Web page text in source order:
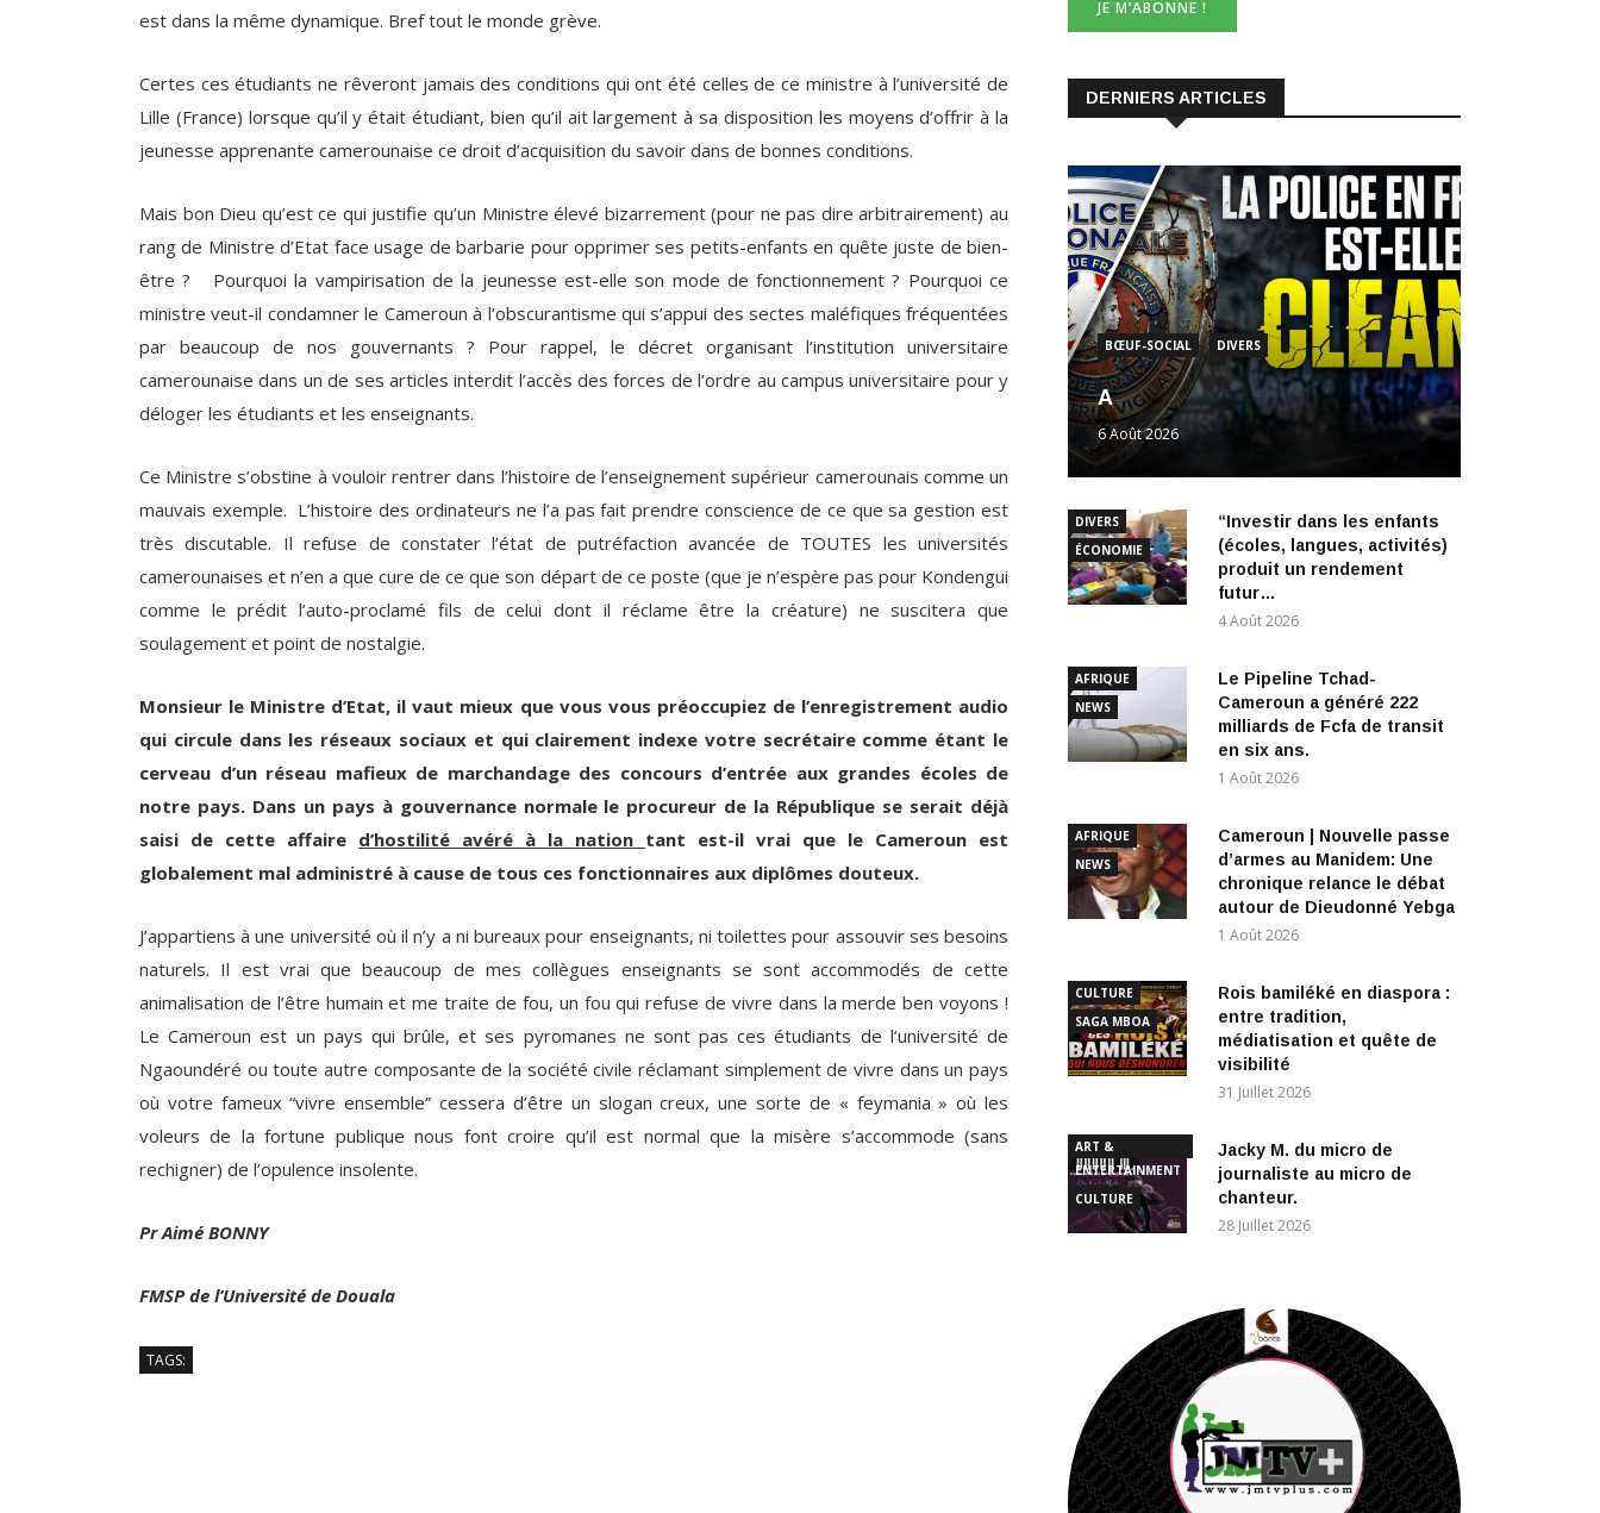
est dans la même dynamique. Bref tout le monde grève.
Certes ces étudiants ne rêveront jamais des conditions qui ont été celles de ce ministre à l’université de
Lille (France) lorsque qu’il y était étudiant, bien qu’il ait largement à sa disposition les moyens d’offrir à la
jeunesse apprenante camerounaise ce droit d’acquisition du savoir dans de bonnes conditions.
Mais bon Dieu qu’est ce qui justifie qu’un Ministre élevé bizarrement (pour ne pas dire arbitrairement) au
rang de Ministre d’Etat face usage de barbarie pour opprimer ses petits-enfants en quête juste de bien-
être ? Pourquoi la vampirisation de la jeunesse est-elle son mode de fonctionnement ? Pourquoi ce
ministre veut-il condamner le Cameroun à l’obscurantisme qui s’appui des sectes maléfiques fréquentées
par beaucoup de nos gouvernants ? Pour rappel, le décret organisant l’institution universitaire
camerounaise dans un de ses articles interdit l’accès des forces de l’ordre au campus universitaire pour y
déloger les étudiants et les enseignants.
Ce Ministre s’obstine à vouloir rentrer dans l’histoire de l’enseignement supérieur camerounais comme un
mauvais exemple. L’histoire des ordinateurs ne l’a pas fait prendre conscience de ce que sa gestion est
très discutable. Il refuse de constater l’état de putréfaction avancée de TOUTES les universités
camerounaises et n’en a que cure de ce que son départ de ce poste (que je n’espère pas pour Kondengui
comme le prédit l’auto-proclamé fils de celui dont il réclame être la créature) ne suscitera que
soulagement et point de nostalgie.
Monsieur le Ministre d’Etat, il vaut mieux que vous vous préoccupiez de l’enregistrement audio
qui circule dans les réseaux sociaux et qui clairement indexe votre secrétaire comme étant le
cerveau d’un réseau mafieux de marchandage des concours d’entrée aux grandes écoles de
notre pays. Dans un pays à gouvernance normale le procureur de la République se serait déjà
saisi de cette affaire d’hostilité avéré à la nation tant est-il vrai que le Cameroun est
globalement mal administré à cause de tous ces fonctionnaires aux diplômes douteux.
J’appartiens à une université où il n’y a ni bureaux pour enseignants, ni toilettes pour assouvir ses besoins
naturels. Il est vrai que beaucoup de mes collègues enseignants se sont accommodés de cette
animalisation de l’être humain et me traite de fou, un fou qui refuse de vivre dans la merde ben voyons !
Le Cameroun est un pays qui brûle, et ses pyromanes ne sont pas ces étudiants de l’université de
Ngaoundéré ou toute autre composante de la société civile réclamant simplement de vivre dans un pays
où votre fameux “vivre ensemble” cessera d’être un slogan creux, une sorte de « feymania » où les
voleurs de la fortune publique nous font croire qu’il est normal que la misère s’accommode (sans
rechigner) de l’opulence insolente.
Pr Aimé BONNY
FMSP de l’Université de Douala
TAGS:
DERNIERS ARTICLES
BŒUF-SOCIAL DIVERS
A
6 Août 2026
DIVERS
ÉCONOMIE
“Investir dans les enfants
(écoles, langues, activités)
produit un rendement
futur…
4 Août 2026
AFRIQUE
NEWS
Le Pipeline Tchad-
Cameroun a généré 222
milliards de Fcfa de transit
en six ans.
1 Août 2026
AFRIQUE
NEWS
Cameroun | Nouvelle passe
d’armes au Manidem: Une
chronique relance le débat
autour de Dieudonné Yebga
1 Août 2026
CULTURE
SAGA MBOA
Rois bamiléké en diaspora :
entre tradition,
médiatisation et quête de
visibilité
31 Juillet 2026
ART &
ENTERTAINMENT
CULTURE
Jacky M. du micro de
journaliste au micro de
chanteur.
28 Juillet 2026